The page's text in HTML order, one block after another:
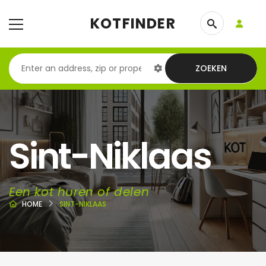
KOTFINDER
ZOEKEN
Sint-Niklaas
Een kot huren of delen
HOME SINT-NIKLAAS